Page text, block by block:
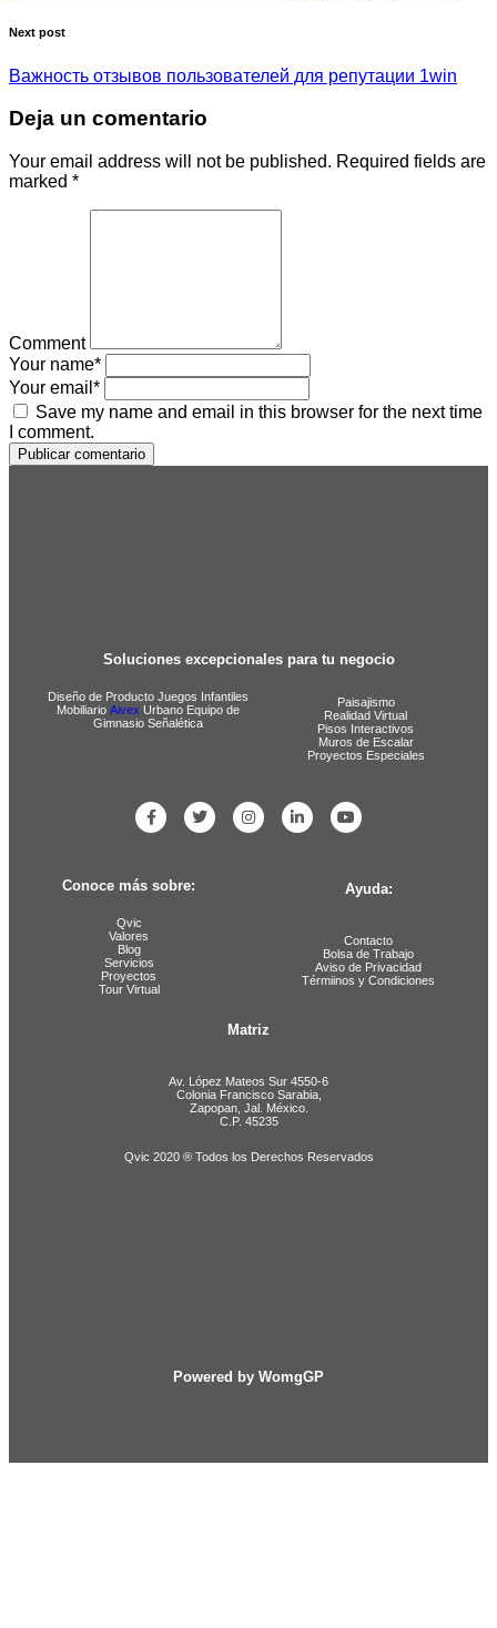
Next post
Важность отзывов пользователей для репутации 1win
Deja un comentario
Your email address will not be published. Required fields are
marked *
Comment
Your name*
Your email *
Save my name and email in this browser for the next time
I comment.
Publicar comentario
Soluciones excepcionales para tu negocio
Diseño de Producto Juegos Infantiles
Mobiliario Aivex Urbano Equipo de
Gimnasio Señalética
Paisajismo
Realidad Virtual
Pisos Interactivos
Muros de Escalar
Proyectos Especiales
Conoce más sobre:
Qvic
Valores
Blog
Servicios
Proyectos
Tour Virtual
Ayuda:
Contacto
Bolsa de Trabajo
Aviso de Privacidad
Térmiinos y Condiciones
Matriz
Av. López Mateos Sur 4550-6
Colonia Francisco Sarabia,
Zapopan, Jal. México.
C.P. 45235
Qvic 2020 ® Todos los Derechos Reservados
Powered by WomgGP